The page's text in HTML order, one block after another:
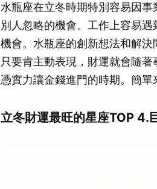
水瓶座在立冬時期特別容易因
別人忽略的機會。工作上容易
機會。水瓶座的創新想法和解決
只要肯主動表現，財運就會隨
憑實力讓金錢進門的時期。簡單
立冬財運最旺的星座TOP 4.